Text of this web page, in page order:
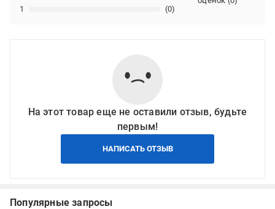
1 (0)
На этот товар еще не оставили отзыв, будьте
первым!
НАПИСАТЬ ОТЗЫВ
Популярные запросы